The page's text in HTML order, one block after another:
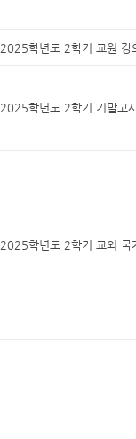
2025학년도 2학기 교원 강
2025학년도 2학기 기말고
2025학년도 2학기 교외 국